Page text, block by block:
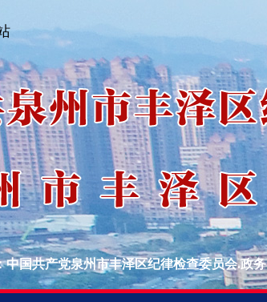
中国共产党泉州市丰泽区纪律检查委员会.政务